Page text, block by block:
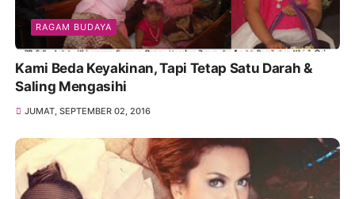
RAGAM BUDAYA
Kami Beda Keyakinan, Tapi Tetap Satu Darah &
Saling Mengasihi
JUMAT, SEPTEMBER 02, 2016